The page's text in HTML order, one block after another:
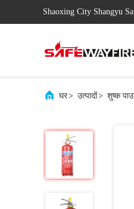
Shaoxing City Shangyu
घर> उत्पादों> शुष्क